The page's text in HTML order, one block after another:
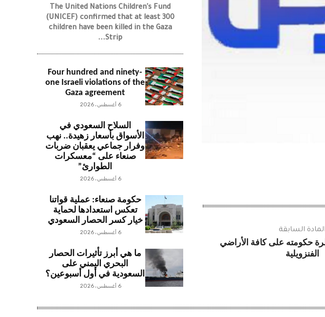
المادة السابقة
حكومته على كافة الأراضي
الفنزويلية
The United Nations Children's Fund
(UNICEF) confirmed that at least 300
children have been killed in the Gaza
Strip...
Four hundred and ninety-
one Israeli violations of the
Gaza agreement
6 أغسطس، 2026
السلاح السعودي في
الأسواق بأسعار زهيدة.. نهب
وفرار جماعي يعقبان ضربات
صنعاء على “معسكرات
الطوارئ”
6 أغسطس، 2026
حكومة صنعاء: عملية قواتنا
تعكس استعدادها لحماية
خيار كسر الحصار السعودي
6 أغسطس، 2026
ما هي أبرز تأثيرات الحصار
البحري اليمني على
السعودية في أول أسبوعين؟
6 أغسطس، 2026